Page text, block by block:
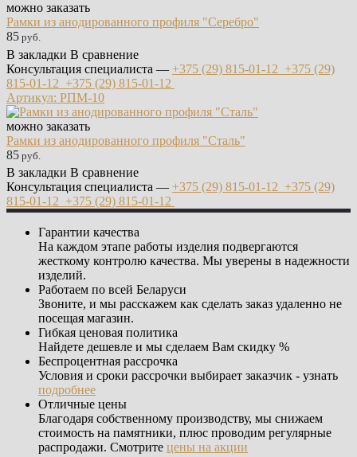
можно заказать
Рамки из анодированного профиля "Серебро"
85 руб.
В закладки В сравнение
Консультация специалиста — +375 (29) 815-01-12 +375 (29)
815-01-12 +375 (29) 815-01-12
Артикул: РПМ-10
можно заказать
Рамки из анодированного профиля "Сталь"
85 руб.
В закладки В сравнение
Консультация специалиста — +375 (29) 815-01-12 +375 (29)
815-01-12 +375 (29) 815-01-12
Гарантии качества
На каждом этапе работы изделия подвергаются
жесткому контролю качества. Мы уверены в надежности
изделий.
Работаем по всей Беларуси
Звоните, и мы расскажем как сделать заказ удаленно не
посещая магазин.
Гибкая ценовая политика
Найдете дешевле и мы сделаем Вам скидку %
Беспроцентная рассрочка
Условия и сроки рассрочки выбирает заказчик - узнать
подробнее
Отличные цены
Благодаря собственному производству, мы снижаем
стоимость на памятники, плюс проводим регулярные
распродажи. Смотрите цены на акции